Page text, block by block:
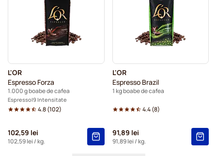
L'OR
Espresso Forza
1.000 g boabe de cafea
Espresso 9 Intensitate
4.8(102)
102,59 lei
102,59 lei / kg.
L'OR
Espresso Brazil
1 kg boabe de cafea
4.4(8)
91,89 lei
91,89 lei / kg.